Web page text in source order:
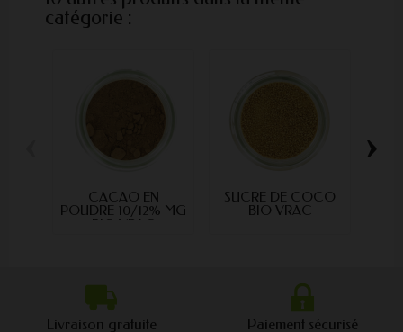
catégorie :
CACAO EN
POUDRE 10/12% MG
BIO VRAC
SUCRE DE COCO
BIO VRAC
›
Livraison gratuite Paiement sécurisé